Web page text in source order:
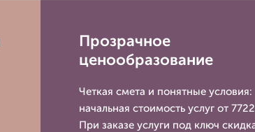
Прозрачное
ценообразование
Четкая смета и понятные условия:
начальная стоимость услуг от
При заказе услуги под ключ